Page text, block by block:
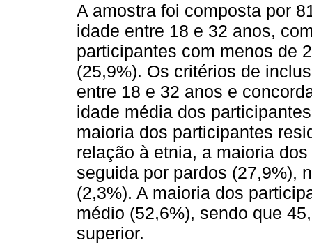
A amostra foi composta por
idade entre 18 e 32 anos,
participantes com menos de
(25,9%). Os critérios de
entre 18 e 32 anos e
idade média dos
maioria dos participantes
relação à etnia, a maioria
seguida por pardos (27,9%),
(2,3%). A maioria dos
médio (52,6%), sendo que
superior.